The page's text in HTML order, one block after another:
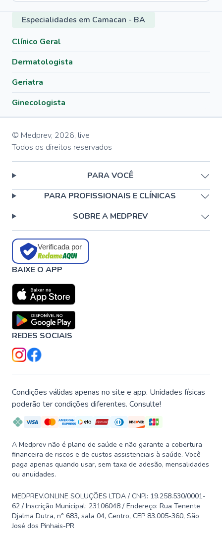
Especialidades em Camacan - BA
Clínico Geral
Dermatologista
Geriatra
Ginecologista
© Medprev, 2026, live
Todos os direitos reservados
PARA VOCÊ
PARA PROFISSIONAIS E CLÍNICAS
SOBRE A MEDPREV
Verificada por
BAIXE O APP
REDES SOCIAIS
Condições válidas apenas no site e app. Unidades físicas
poderão ter condições diferentes. Consulte!
A Medprev não é plano de saúde e não garante a cobertura
financeira de riscos e de custos assistenciais à saúde. Você
paga apenas quando usar, sem taxa de adesão, mensalidades
ou anuidades.
MEDPREV.ONLINE SOLUÇÕES LTDA / CNPJ: 19.258.530/0001-
62 / Inscrição Municipal: 23106048 / Endereço: Rua Tenente
Djalma Dutra, n° 683, sala 04, Centro, CEP 83.005-360, São
José dos Pinhais-PR